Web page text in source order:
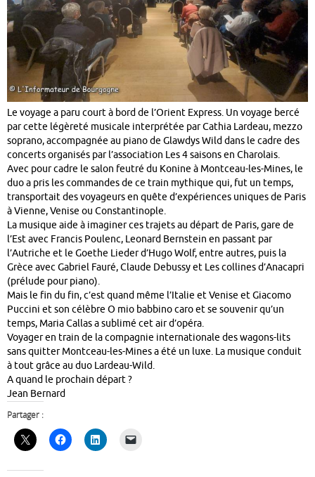
Le voyage a paru court à bord de l’Orient Express. Un voyage bercé
par cette légèreté musicale interprétée par Cathia Lardeau, mezzo
soprano, accompagnée au piano de Glawdys Wild dans le cadre des
concerts organisés par l’association Les 4 saisons en Charolais.
Avec pour cadre le salon feutré du Konine à Montceau-les-Mines, le
duo a pris les commandes de ce train mythique qui, fut un temps,
transportait des voyageurs en quête d’expériences uniques de Paris
à Vienne, Venise ou Constantinople.
La musique aide à imaginer ces trajets au départ de Paris, gare de
l’Est avec Francis Poulenc, Leonard Bernstein en passant par
l’Autriche et le Goethe Lieder d’Hugo Wolf, entre autres, puis la
Grèce avec Gabriel Fauré, Claude Debussy et Les collines d’Anacapri
(prélude pour piano).
Mais le fin du fin, c’est quand même l’Italie et Venise et Giacomo
Puccini et son célèbre O mio babbino caro et se souvenir qu’un
temps, Maria Callas a sublimé cet air d’opéra.
Voyager en train de la compagnie internationale des wagons-lits
sans quitter Montceau-les-Mines a été un luxe. La musique conduit
à tout grâce au duo Lardeau-Wild.
A quand le prochain départ ?
Jean Bernard
Partager :